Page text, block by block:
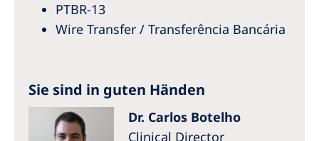
PTBR-13
Wire Transfer / Transferência Bancária
Sie sind in guten Händen
Dr. Carlos Botelho
Clinical Director